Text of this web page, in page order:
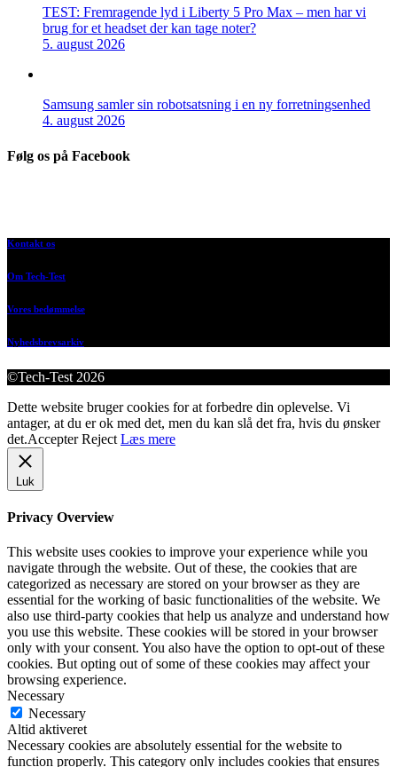
TEST: Fremragende lyd i Liberty 5 Pro Max – men har vi
brug for et headset der kan tage noter?
5. august 2026
Samsung samler sin robotsatsning i en ny forretningsenhed
4. august 2026
Følg os på Facebook
Kontakt os
Om Tech-Test
Vores bedømmelse
Nyhedsbrevsarkiv
©Tech-Test 2026
Dette website bruger cookies for at forbedre din oplevelse. Vi
antager, at du er ok med det, men du kan slå det fra, hvis du ønsker
det.Accepter Reject Læs mere
Luk
Privacy Overview
This website uses cookies to improve your experience while you
navigate through the website. Out of these, the cookies that are
categorized as necessary are stored on your browser as they are
essential for the working of basic functionalities of the website. We
also use third-party cookies that help us analyze and understand how
you use this website. These cookies will be stored in your browser
only with your consent. You also have the option to opt-out of these
cookies. But opting out of some of these cookies may affect your
browsing experience.
Necessary
Necessary
Altid aktiveret
Necessary cookies are absolutely essential for the website to
function properly. This category only includes cookies that ensures